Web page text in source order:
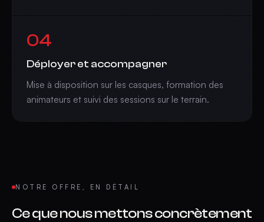
04
Déployer et accompagner
Mise à disposition sur les casques, formation des
animateurs et suivi des sessions sur le terrain.
NOTRE OFFRE, EN DÉTAIL
Ce que nous mettons concrètement